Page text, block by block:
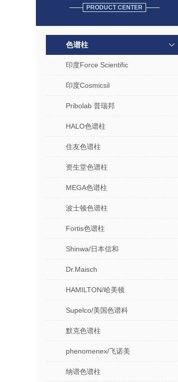
PRODUCT CENTER
色谱柱
印度Force Scientific
印度Cosmicsil
Pribolab 普瑞邦
HALO色谱柱
住友色谱柱
资生堂色谱柱
MEGA色谱柱
波士顿色谱柱
Fortis色谱柱
Shinwa/日本信和
Dr.Maisch
HAMILTON/哈美顿
Supelco/美国色谱科
默克色谱柱
phenomenex/飞诺美
纳谱色谱柱